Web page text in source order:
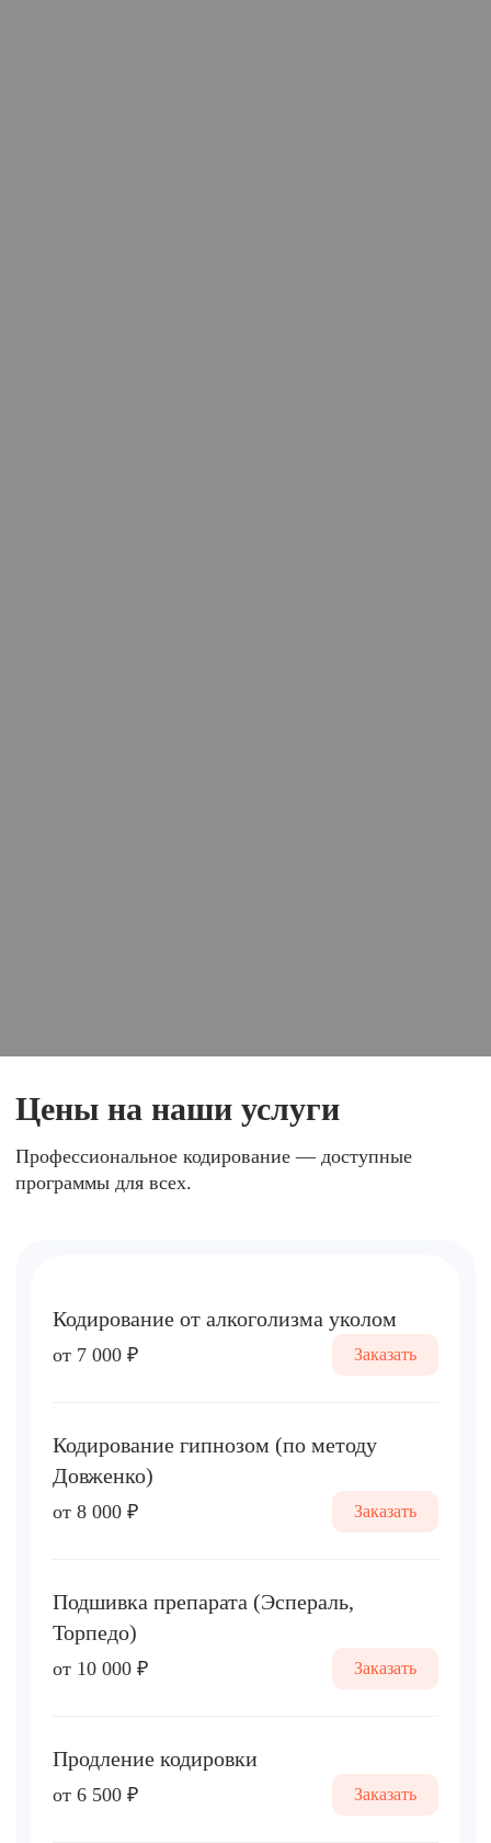
Цены на наши услуги
Профессиональное кодирование — доступные
программы для всех.
Кодирование от алкоголизма уколом
от 7 000 ₽ Заказать
Кодирование гипнозом (по методу
Довженко)
от 8 000 ₽ Заказать
Подшивка препарата (Эспераль,
Торпедо)
от 10 000 ₽ Заказать
Продление кодировки
от 6 500 ₽ Заказать